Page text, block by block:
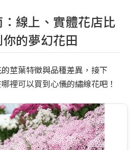
線上、實體花店比
的夢幻花田
莖葉特徵與品種差異，接下
裡可以買到心儀的繡線花吧！